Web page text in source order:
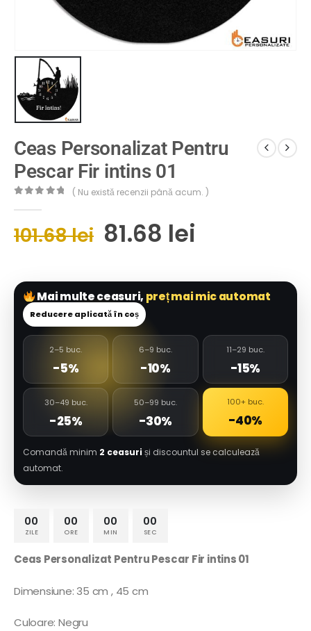
Ceas Personalizat Pentru
Pescar Fir intins 01
( Nu există recenzii până acum. )
101.68lei 81.68 lei
Mai multe ceasuri, preț mai mic automat
Reducere aplicată în coș
2–5 buc.
-5%
6–9 buc.
-10%
11–29 buc.
-15%
30–49 buc.
-25%
50–99 buc.
-30%
100+ buc.
-40%
Comandă minim 2 ceasuri și discountul se calculează
automat.
00
ZILE
00
ORE
00
MIN
00
SEC
Ceas Personalizat Pentru Pescar Fir intins 01
Dimensiune: 35 cm , 45 cm
Culoare: Negru